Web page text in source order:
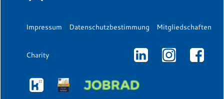
Impressum Datenschutzbestimmung Mitgliedschaften
Charity